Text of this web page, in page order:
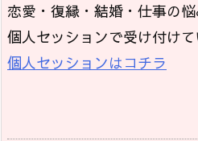
恋愛・復縁・結婚・仕事の
個人セッションで受け付けて
個人セッションはコチラ